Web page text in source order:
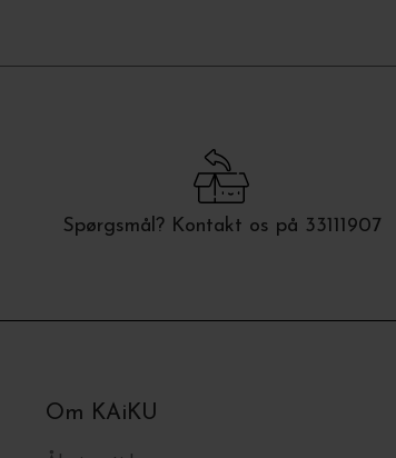
Spørgsmål? Kontakt os på 33111907
Om KAiKU